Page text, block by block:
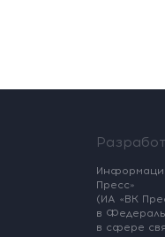
Пресс»
(ИА «ВК
в
в сфере